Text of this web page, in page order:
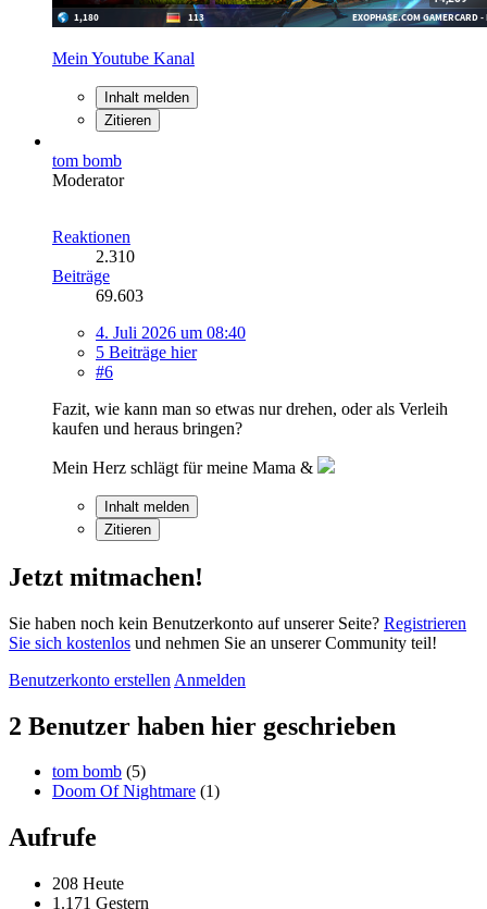
Mein Youtube Kanal
Inhalt melden
Zitieren
tom bomb
Moderator
Reaktionen
2.310
Beiträge
69.603
4. Juli 2026 um 08:40
5 Beiträge hier
#6
Fazit, wie kann man so etwas nur drehen, oder als Verleih
kaufen und heraus bringen?
Mein Herz schlägt für meine Mama &
Inhalt melden
Zitieren
Jetzt mitmachen!
Sie haben noch kein Benutzerkonto auf unserer Seite? Registrieren
Sie sich kostenlos und nehmen Sie an unserer Community teil!
Benutzerkonto erstellen Anmelden
2 Benutzer haben hier geschrieben
tom bomb (5)
Doom Of Nightmare (1)
Aufrufe
208 Heute
1.171 Gestern